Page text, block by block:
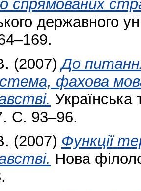
спрямованих
державного
(2007)До
фахова
Українська
С. 93–96.
(2007) Функції
Нова